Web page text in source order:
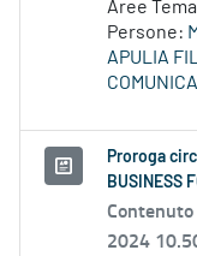
Aree
Persone:
APULIA
Proroga
BUSINESS
2024